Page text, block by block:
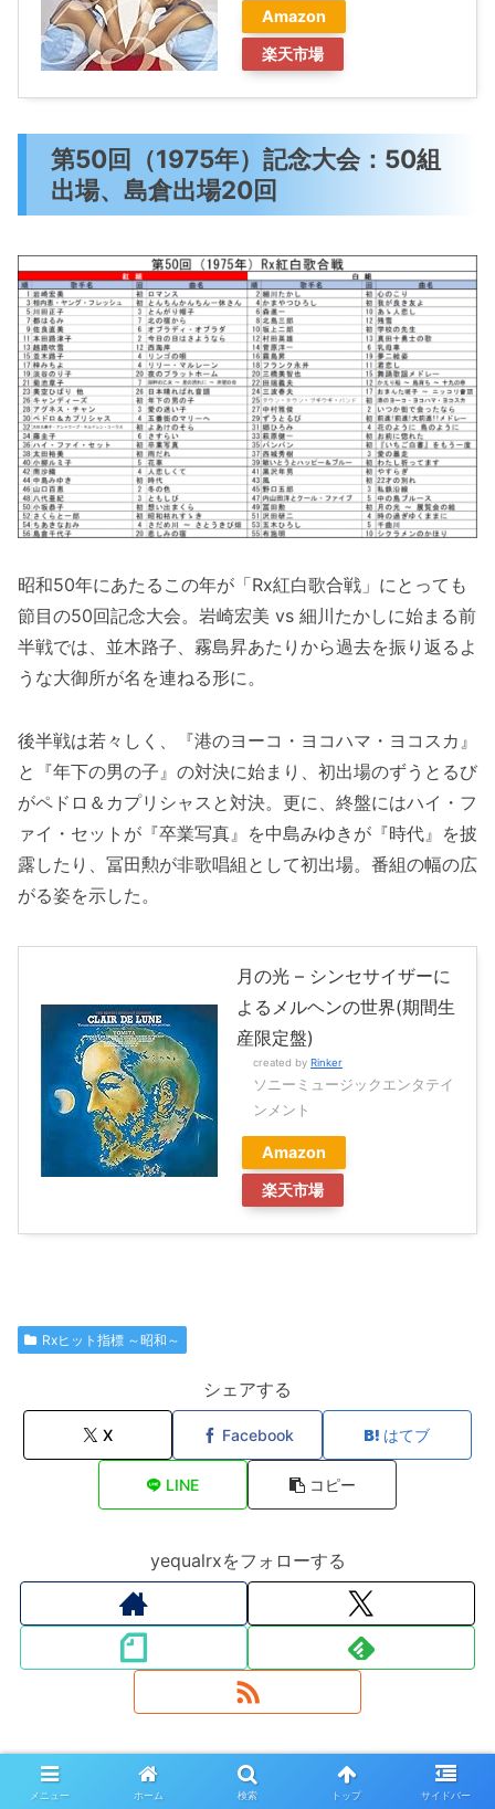
Amazon
楽天市場
第50回（1975年）記念大会：50組
出場、島倉出場20回
昭和50年にあたるこの年が「Rx紅白歌合戦」にとっても
節目の50回記念大会。岩崎宏美 vs 細川たかしに始まる前
半戦では、並木路子、霧島昇あたりから過去を振り返るよ
うな大御所が名を連ねる形に。
後半戦は若々しく、『港のヨーコ・ヨコハマ・ヨコスカ』
と『年下の男の子』の対決に始まり、初出場のずうとるび
がペドロ＆カプリシャスと対決。更に、終盤にはハイ・フ
ァイ・セットが『卒業写真』を中島みゆきが『時代』を披
露したり、冨田勲が非歌唱組として初出場。番組の幅の広
がる姿を示した。
月の光 – シンセサイザーに
よるメルヘンの世界(期間生
産限定盤)
created by Rinker
ソニーミュージックエンタテイ
ンメント
Amazon
楽天市場
Rxヒット指標 ～昭和～
シェアする
X Facebook はてブ
LINE コピー
yequalrxをフォローする
yequalrx
メニュー ホーム 検索 トップ サイドバー